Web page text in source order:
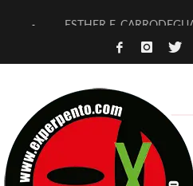
ESTHER F.
[TERRA DE
TIMBRE 4, LA ESCUELA
30 AÑOS (NO ES NADA) DE
MILITARES